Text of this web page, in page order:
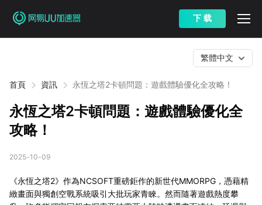
下 载
首頁 資訊 永恆之塔2卡頓問題：遊戲體驗優化全攻略！
繁體中文
永恆之塔2卡頓問題：遊戲體驗優化全
攻略！
2025-10-09
《永恆之塔2》作為NCSOFT重磅鉅作的新世代MMORPG，憑藉精
緻畫面與獨創空戰系統吸引大批玩家青睞。然而隨著遊戲熱度攀